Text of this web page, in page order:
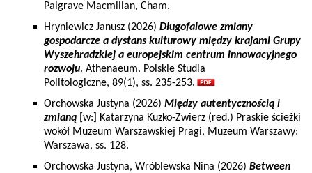
Palgrave Macmillan, Cham.
Hryniewicz Janusz (2026) Długofalowe zmiany
gospodarcze a dystans kulturowy między krajami Grupy
Wyszehradzkiej a europejskim centrum innowacyjnego
rozwoju. Athenaeum. Polskie Studia
Politologiczne, 89(1), ss. 235-253.
Orchowska Justyna (2026) Między autentycznością i
zmianą [w:] Katarzyna Kuzko-Zwierz (red.) Praskie ścieżki
wokół Muzeum Warszawskiej Pragi, Muzeum Warszawy:
Warszawa, ss. 128.
Orchowska Justyna, Wróblewska Nina (2026) Between